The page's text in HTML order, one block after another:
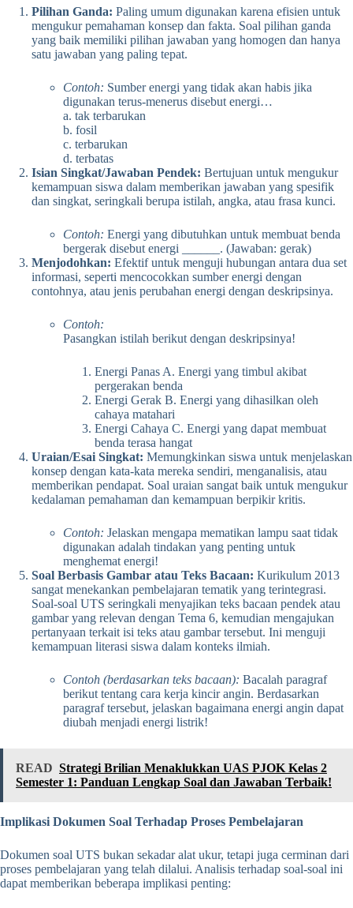
Pilihan Ganda: Paling umum digunakan karena efisien untuk
mengukur pemahaman konsep dan fakta. Soal pilihan ganda
yang baik memiliki pilihan jawaban yang homogen dan hanya
satu jawaban yang paling tepat.
Contoh: Sumber energi yang tidak akan habis jika
digunakan terus-menerus disebut energi…
a. tak terbarukan
b. fosil
c. terbarukan
d. terbatas
Isian Singkat/Jawaban Pendek: Bertujuan untuk mengukur
kemampuan siswa dalam memberikan jawaban yang spesifik
dan singkat, seringkali berupa istilah, angka, atau frasa kunci.
Contoh: Energi yang dibutuhkan untuk membuat benda
bergerak disebut energi ______. (Jawaban: gerak)
Menjodohkan: Efektif untuk menguji hubungan antara dua set
informasi, seperti mencocokkan sumber energi dengan
contohnya, atau jenis perubahan energi dengan deskripsinya.
Contoh:
Pasangkan istilah berikut dengan deskripsinya!
Energi Panas A. Energi yang timbul akibat
pergerakan benda
Energi Gerak B. Energi yang dihasilkan oleh
cahaya matahari
Energi Cahaya C. Energi yang dapat membuat
benda terasa hangat
Uraian/Esai Singkat: Memungkinkan siswa untuk menjelaskan
konsep dengan kata-kata mereka sendiri, menganalisis, atau
memberikan pendapat. Soal uraian sangat baik untuk mengukur
kedalaman pemahaman dan kemampuan berpikir kritis.
Contoh: Jelaskan mengapa mematikan lampu saat tidak
digunakan adalah tindakan yang penting untuk
menghemat energi!
Soal Berbasis Gambar atau Teks Bacaan: Kurikulum 2013
sangat menekankan pembelajaran tematik yang terintegrasi.
Soal-soal UTS seringkali menyajikan teks bacaan pendek atau
gambar yang relevan dengan Tema 6, kemudian mengajukan
pertanyaan terkait isi teks atau gambar tersebut. Ini menguji
kemampuan literasi siswa dalam konteks ilmiah.
Contoh (berdasarkan teks bacaan): Bacalah paragraf
berikut tentang cara kerja kincir angin. Berdasarkan
paragraf tersebut, jelaskan bagaimana energi angin dapat
diubah menjadi energi listrik!
READ Strategi Brilian Menaklukkan UAS PJOK Kelas 2
Semester 1: Panduan Lengkap Soal dan Jawaban Terbaik!
Implikasi Dokumen Soal Terhadap Proses Pembelajaran
Dokumen soal UTS bukan sekadar alat ukur, tetapi juga cerminan dari
proses pembelajaran yang telah dilalui. Analisis terhadap soal-soal ini
dapat memberikan beberapa implikasi penting: